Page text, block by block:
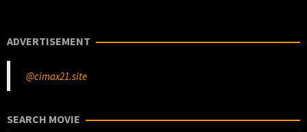
ADVERTISEMENT
@cimax21.site
SEARCH MOVIE